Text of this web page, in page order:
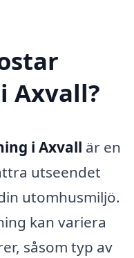
Axvall?
i Axvall är en
utseendet
utomhusmiljö.
kan variera
såsom typ av